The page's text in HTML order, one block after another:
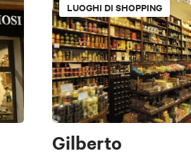
LUOGHI DI SHOPPING
Gilberto
Food & Drink
Musica e
Spettacolo
Natura e
Paesaggio